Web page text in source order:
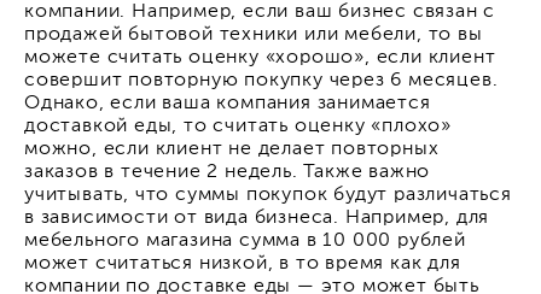
компании. Например, если ваш бизнес связан с
продажей бытовой техники или мебели, то вы
можете считать оценку «хорошо», если клиент
совершит повторную покупку через 6 месяцев.
Однако, если ваша компания занимается
доставкой еды, то считать оценку «плохо»
можно, если клиент не делает повторных
заказов в течение 2 недель. Также важно
учитывать, что суммы покупок будут различаться
в зависимости от вида бизнеса. Например, для
мебельного магазина сумма в 10 000 рублей
может считаться низкой, в то время как для
компании по доставке еды — это может быть